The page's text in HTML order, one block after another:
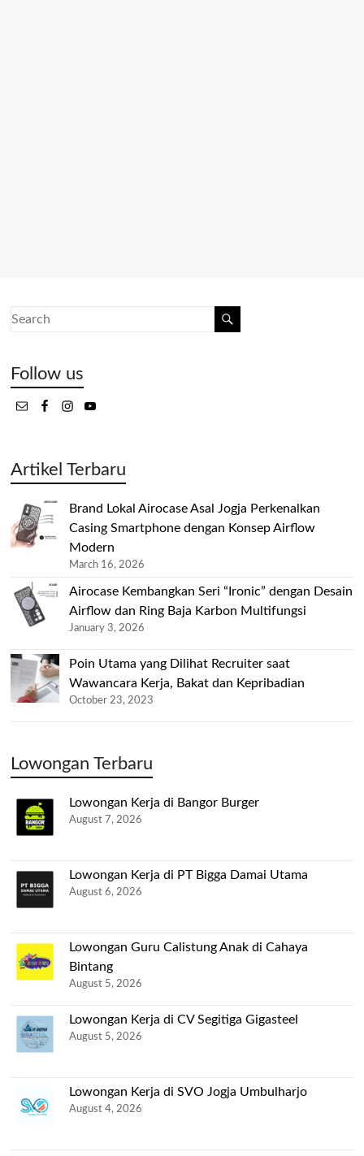
Follow us
Artikel Terbaru
Brand Lokal Airocase Asal Jogja Perkenalkan
Casing Smartphone dengan Konsep Airflow
Modern
March 16, 2026
Airocase Kembangkan Seri “Ironic” dengan Desain
Airflow dan Ring Baja Karbon Multifungsi
January 3, 2026
Poin Utama yang Dilihat Recruiter saat
Wawancara Kerja, Bakat dan Kepribadian
October 23, 2023
Lowongan Terbaru
Lowongan Kerja di Bangor Burger
August 7, 2026
Lowongan Kerja di PT Bigga Damai Utama
August 6, 2026
Lowongan Guru Calistung Anak di Cahaya
Bintang
August 5, 2026
Lowongan Kerja di CV Segitiga Gigasteel
August 5, 2026
Lowongan Kerja di SVO Jogja Umbulharjo
August 4, 2026